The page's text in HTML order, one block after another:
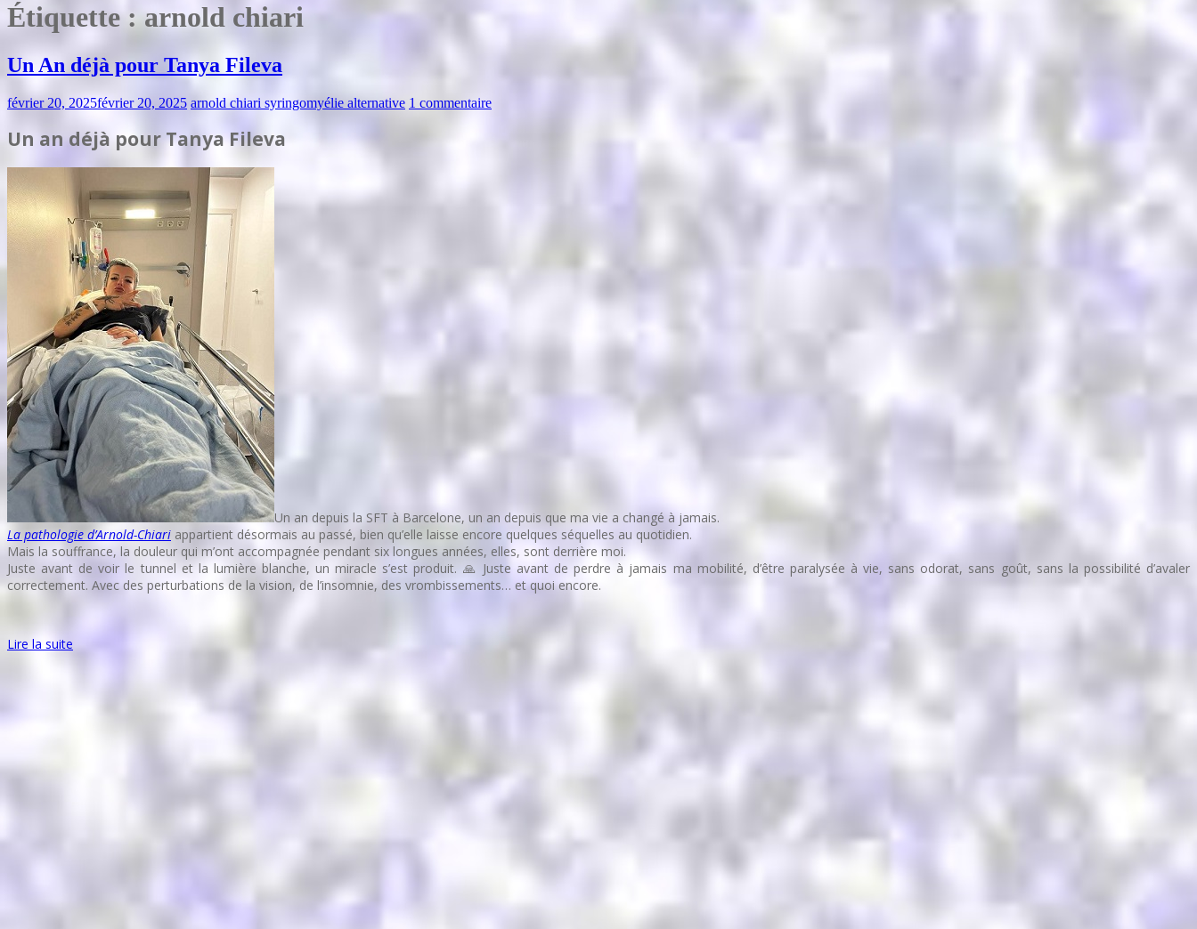
Étiquette :arnold chiari
Un An déjà pour Tanya Fileva
février 20, 2025février 20, 2025 arnold chiari syringomyélie alternative 1 commentaire
Un an déjà pour Tanya Fileva
Un an depuis la SFT à Barcelone, un an depuis que ma vie a changé à jamais.
La pathologie d’Arnold-Chiari appartient désormais au passé, bien qu’elle laisse encore quelques séquelles au quotidien.
Mais la souffrance, la douleur qui m’ont accompagnée pendant six longues années, elles, sont derrière moi.
Juste avant de voir le tunnel et la lumière blanche, un miracle s’est produit. 🙏 Juste avant de perdre à jamais ma mobilité, d’être paralysée à vie, sans odorat, sans goût, sans la possibilité d’avaler
correctement. Avec des perturbations de la vision, de l’insomnie, des vrombissements… et quoi encore.
Lire la suite